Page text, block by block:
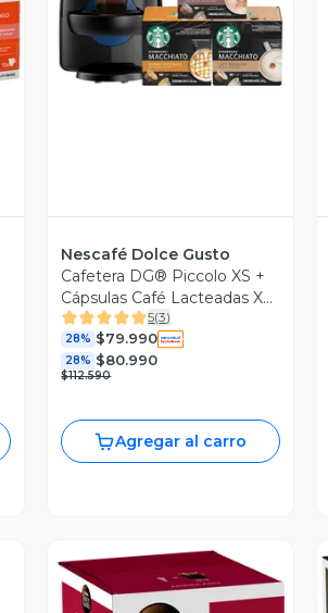
Nescafé Dolce Gusto
Cafetera DG® Piccolo XS +
Cápsulas Café Lacteadas X3
Cajas
5(3)
28% $79.990
28% $80.990
$112.590
Agregar al carro